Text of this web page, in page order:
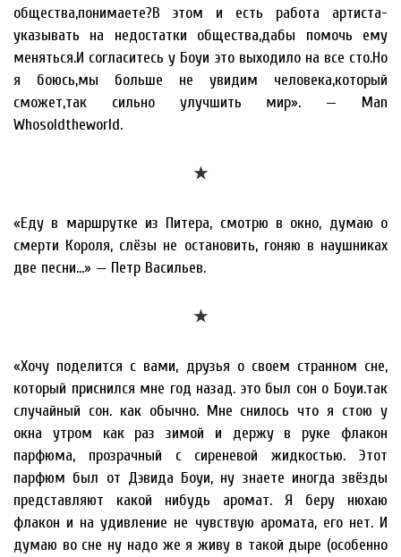
общества,понимаете?В этом и есть работа артиста-
указывать на недостатки общества,дабы помочь ему
меняться.И согласитесь у Боуи это выходило на все сто.Но
я боюсь,мы больше не увидим человека,который
сможет,так сильно улучшить мир». — Man
Whosoldtheworld.
★
«Еду в маршрутке из Питера, смотрю в окно, думаю о
смерти Короля, слёзы не остановить, гоняю в наушниках
две песни…» — Петр Васильев.
★
«Хочу поделится с вами, друзья о своем странном сне,
который приснился мне год назад. это был сон о Боуи.так
случайный сон. как обычно. Мне снилось что я стою у
окна утром как раз зимой и держу в руке флакон
парфюма, прозрачный с сиреневой жидкостью. Этот
парфюм был от Дэвида Боуи, ну знаете иногда звёзды
представляют какой нибудь аромат. Я беру нюхаю
флакон и на удивление не чувствую аромата, его нет. И
думаю во сне ну надо же я живу в такой дыре (особенно